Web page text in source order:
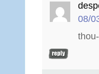
08/